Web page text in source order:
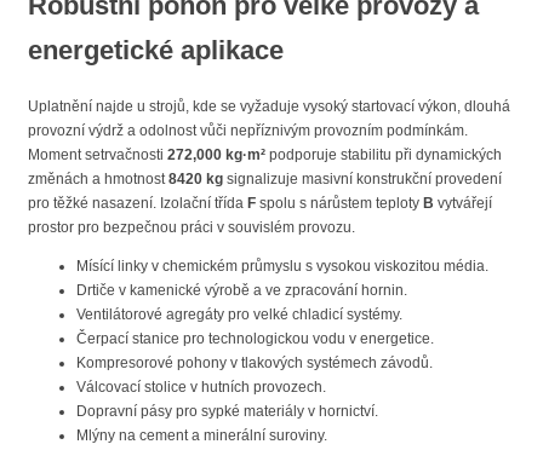
energetické aplikace
Uplatnění najde u strojů, kde se vyžaduje vysoký startovací výkon, dlouhá
provozní výdrž a odolnost vůči nepříznivým provozním podmínkám.
Moment setrvačnosti 272,000 kg·m² podporuje stabilitu při dynamických
změnách a hmotnost8420 kg signalizuje masivní konstrukční provedení
pro těžké nasazení. Izolační třída F spolu s nárůstem teploty B vytvářejí
prostor pro bezpečnou práci v souvislém provozu.
Mísící linky v chemickém průmyslu s vysokou viskozitou média.
Drtiče v kamenické výrobě a ve zpracování hornin.
Ventilátorové agregáty pro velké chladicí systémy.
Čerpací stanice pro technologickou vodu v energetice.
Kompresorové pohony v tlakových systémech závodů.
Válcovací stolice v hutních provozech.
Dopravní pásy pro sypké materiály v hornictví.
Mlýny na cement a minerální suroviny.